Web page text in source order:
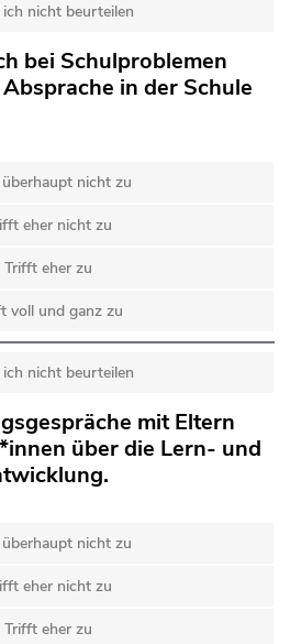
ich nicht beurteilen
bei Schulproblemen
in der Schule
nicht zu
eher nicht zu
Trifft eher zu
voll und ganz zu
ich nicht beurteilen
mit Eltern
über die Lern- und
nicht zu
eher nicht zu
Trifft eher zu